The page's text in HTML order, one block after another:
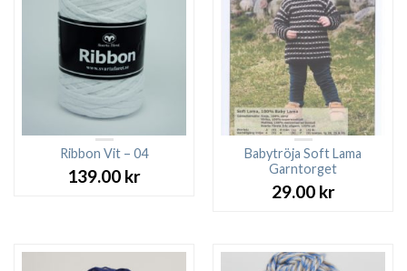
Ribbon Vit – 04
139.00 kr
Babytröja Soft Lama
Garntorget
29.00 kr